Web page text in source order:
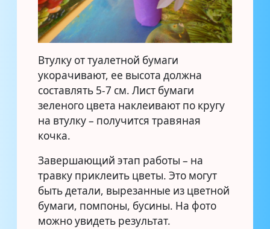
Втулку от туалетной бумаги
укорачивают, ее высота должна
составлять 5-7 см. Лист бумаги
зеленого цвета наклеивают по кругу
на втулку – получится травяная
кочка.
Завершающий этап работы – на
травку приклеить цветы. Это могут
быть детали, вырезанные из цветной
бумаги, помпоны, бусины. На фото
можно увидеть результат.